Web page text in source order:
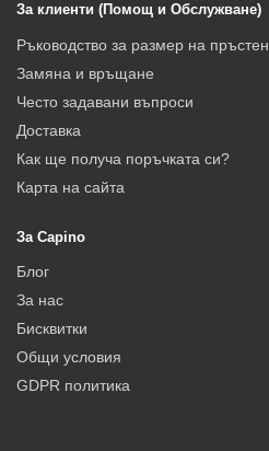
За клиенти (Помощ и Обслужване)
Ръководство за размер на пръстен
Замяна и връщане
Често задавани въпроси
Доставка
Как ще получа поръчката си?
Карта на сайта
За Capino
Блог
За нас
Бисквитки
Общи условия
GDPR политика